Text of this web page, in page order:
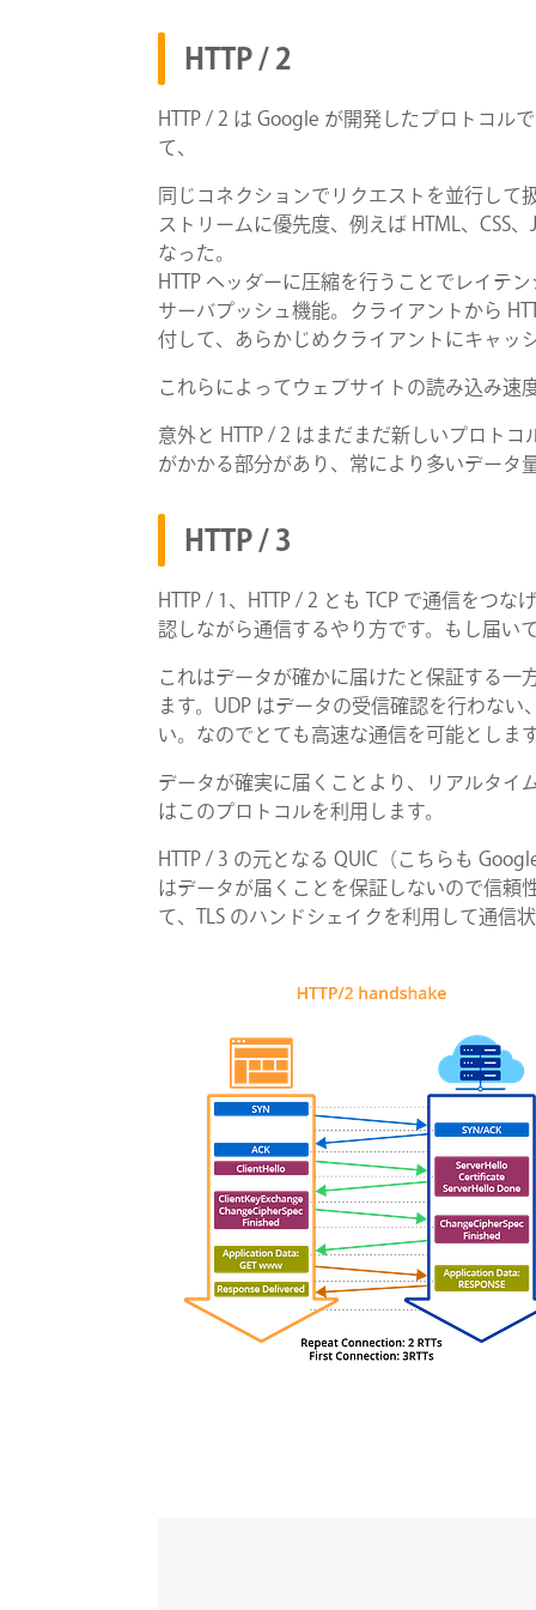
HTTP / 2
HTTP / 2 は Google が開発したプロトコル
て、
同じコネクションでリクエストを並行して
ストリームに優先度、例えば HTML、CSS
なった。
HTTP ヘッダーに圧縮を行うことでレイテ
サーバプッシュ機能。クライアントから
付して、あらかじめクライアントにキャッ
これらによってウェブサイトの読み込み速
意外と HTTP / 2 はまだまだ新しいプロト
がかかる部分があり、常により多いデータ
HTTP / 3
HTTP / 1、HTTP / 2 とも TCP で通信をつ
認しながら通信するやり方です。もし届い
これはデータが確かに届けたと保証する一
ます。UDP はデータの受信確認を行わな
い。なのでとても高速な通信を可能としま
データが確実に届くことより、リアルタイ
はこのプロトコルを利用します。
HTTP / 3 の元となる QUIC（こちらも
はデータが届くことを保証しないので信頼
て、TLS のハンドシェイクを利用して通信